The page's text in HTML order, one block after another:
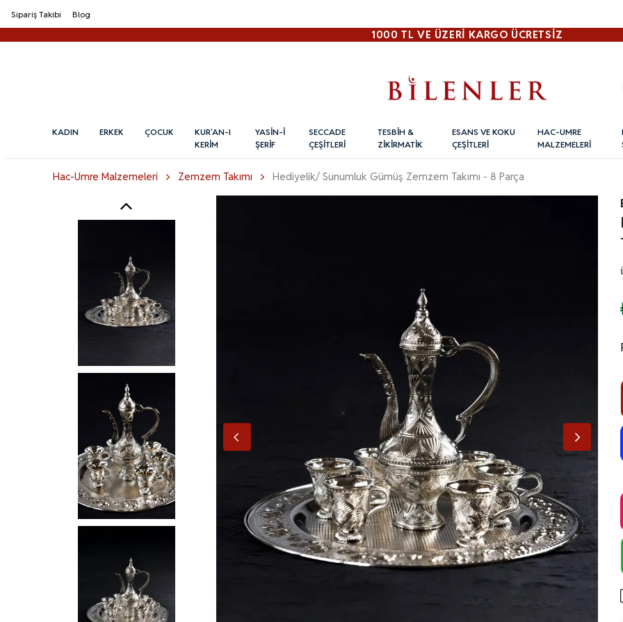
Sipariş Takibi Blog
1000 TL VE ÜZERI KARGO ÜCRETSİZ
KADIN ERKEK ÇOCUK
KUR'AN-I
KERİM
YASİN-İ
ŞERİF
SECCADE
ÇEŞİTLERİ
TESBİH &
ZİKİRMATİK
ESANS VE KOKU
ÇEŞİTLERİ
HAC-UMRE
MALZEMELERİ
Hac-Umre Malzemeleri Zemzem Takımı Hediyelik/ Sunumluk Gümüş Zemzem Takımı - 8 Parça